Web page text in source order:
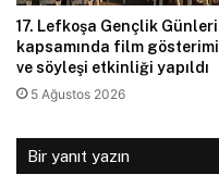
17. Lefkoşa Gençlik Günleri
kapsamında film gösterimi
ve söyleşi etkinliği yapıldı
5 Ağustos 2026
Bir yanıt yazın